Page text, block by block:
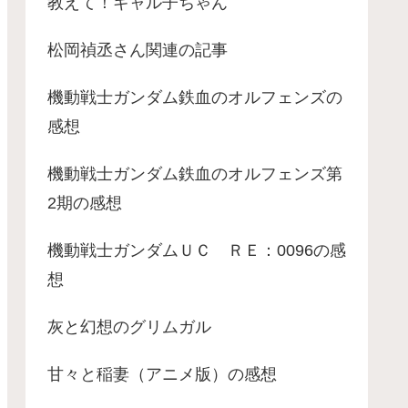
松岡禎丞さん関連の記事
機動戦士ガンダム鉄血のオルフェンズの
感想
機動戦士ガンダム鉄血のオルフェンズ第
2期の感想
機動戦士ガンダムＵＣ ＲＥ：0096の感
想
灰と幻想のグリムガル
甘々と稲妻（アニメ版）の感想